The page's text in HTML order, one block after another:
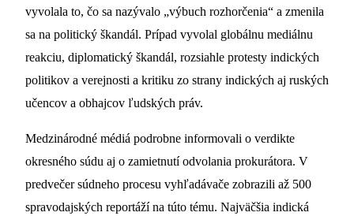
vyvolala to, čo sa nazývalo „výbuch rozhorčenia“ a zmenila
sa na politický škandál. Prípad vyvolal globálnu mediálnu
reakciu, diplomatický škandál, rozsiahle protesty indických
politikov a verejnosti a kritiku zo strany indických aj ruských
učencov a obhajcov ľudských práv.
Medzinárodné médiá podrobne informovali o verdikte
okresného súdu aj o zamietnutí odvolania prokurátora. V
predvečer súdneho procesu vyhľadávače zobrazili až 500
spravodajských reportáží na túto tému. Najväčšia indická